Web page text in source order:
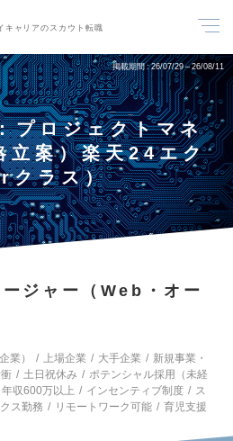
キャリアのスカウト転職
掲載期間 26/07/29～26/08/11
プロジェクトマネ
立案）楽天24エク
クラス）
ジャー（Web・オー
業）
上場企業 大手企業
新規事業・
土日祝休み
ポテンシャル採用（未経
年収600万以上 インセンティブ制度
ス
ス勤務 リモートワーク可能
育児支援